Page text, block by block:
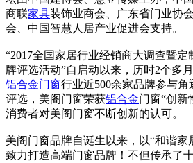
商联家具装饰业商会、广东省门业协
会、中国智慧人居产业促进会支持。
“2017全国家居行业经销商大调查暨
牌评选活动”自启动以来，历时2个多
铝合金门窗行业近500余家品牌参与
评选，美阁门窗荣获铝合金门窗“创新
消费者对美阁门窗不断创新的认可。
美阁门窗品牌自诞生以来，以“和谐家
致力打造高端门窗品牌！不但传承了